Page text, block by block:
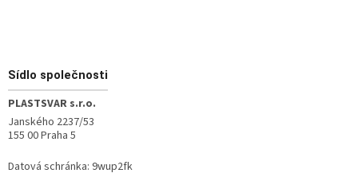
Sídlo společnosti
PLASTSVAR s.r.o.
Janského 2237/53
155 00 Praha 5
Datová schránka: 9wup2fk